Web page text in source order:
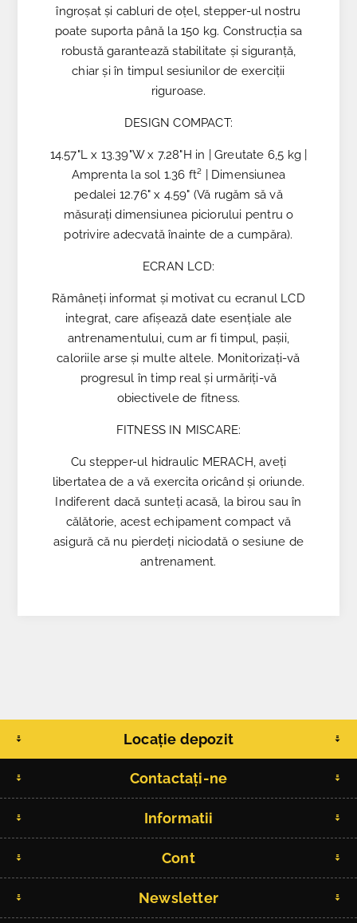
îngroșat și cabluri de oțel, stepper-ul nostru
poate suporta până la 150 kg. Construcția sa
robustă garantează stabilitate și siguranță,
chiar și în timpul sesiunilor de exerciții
riguroase.
DESIGN COMPACT:
14.57"L x 13.39"W x 7.28"H in | Greutate 6,5 kg |
Amprenta la sol 1.36 ft² | Dimensiunea
pedalei 12.76" x 4.59" (Vă rugăm să vă
măsurați dimensiunea piciorului pentru o
potrivire adecvată înainte de a cumpăra).
ECRAN LCD:
Rămâneți informat și motivat cu ecranul LCD
integrat, care afișează date esențiale ale
antrenamentului, cum ar fi timpul, pașii,
caloriile arse și multe altele. Monitorizați-vă
progresul în timp real și urmăriți-vă
obiectivele de fitness.
FITNESS IN MISCARE:
Cu stepper-ul hidraulic MERACH, aveți
libertatea de a vă exercita oricând și oriunde.
Indiferent dacă sunteți acasă, la birou sau în
călătorie, acest echipament compact vă
asigură că nu pierdeți niciodată o sesiune de
antrenament.
Locație depozit
Contactați-ne
Informatii
Cont
Newsletter